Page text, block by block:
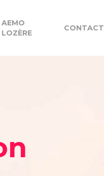
AEMO
LOZÈRE
CONTACT